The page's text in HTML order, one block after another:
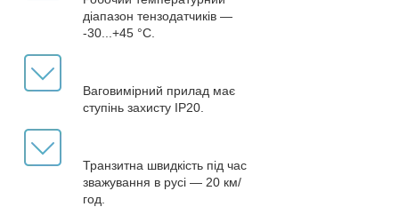
діапазон тензодатчиків —
-30...+45 °C.
Ваговимірний прилад має
ступінь захисту IP20.
Транзитна швидкість під час
зважування в русі — 20 км/
год.